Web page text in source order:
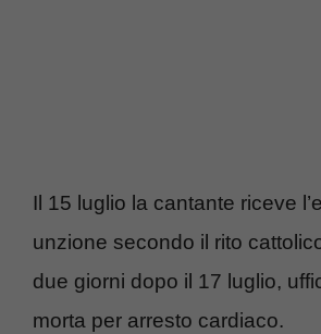
Il 15 luglio la cantante riceve
unzione secondo il rito
due giorni dopo il 17 luglio,
morta per arresto cardiaco.